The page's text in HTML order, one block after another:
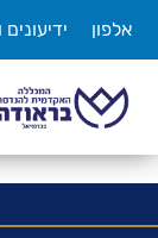
לתוכן
אלפון